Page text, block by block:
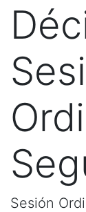
Sesión